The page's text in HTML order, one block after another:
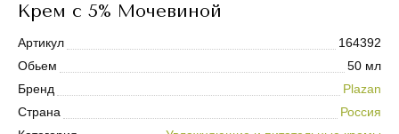
Крем с 5% Мочевиной
Артикул
164392
Обьем
50 мл
Бренд
Plazan
Страна
Россия